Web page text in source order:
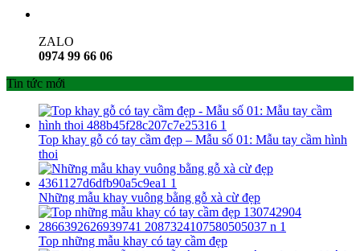
ZALO
0974 99 66 06
Tin tức mới
Top khay gỗ có tay cầm đẹp – Mẫu số 01: Mẫu tay cầm hình
thoi
Những mẫu khay vuông bằng gỗ xà cừ đẹp
Top những mẫu khay có tay cầm đẹp